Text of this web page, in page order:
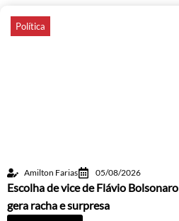
Política
Amilton Farias 05/08/2026
Escolha de vice de Flávio Bolsonaro
gera racha e surpresa